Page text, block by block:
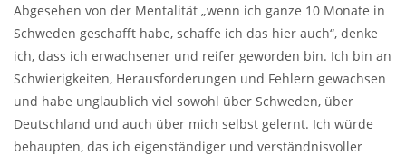
Abgesehen von der Mentalität „wenn ich ganze 10 Monate in
Schweden geschafft habe, schaffe ich das hier auch“, denke
ich, dass ich erwachsener und reifer geworden bin. Ich bin an
Schwierigkeiten, Herausforderungen und Fehlern gewachsen
und habe unglaublich viel sowohl über Schweden, über
Deutschland und auch über mich selbst gelernt. Ich würde
behaupten, das ich eigenständiger und verständnisvoller